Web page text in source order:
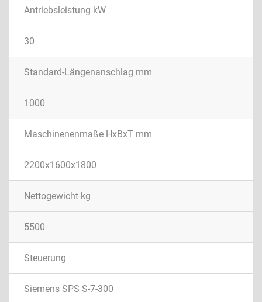
Antriebsleistung kW
30
Standard-Längenanschlag mm
1000
Maschinenenmaße HxBxT mm
2200x1600x1800
Nettogewicht kg
5500
Steuerung
Siemens SPS S-7-300